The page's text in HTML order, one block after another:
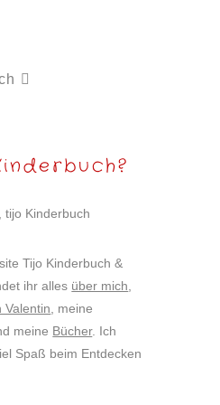
Tijo Kinderbuch &
ihr alles über mich
Valentin , meine
meine Bücher. Ich
Spaß beim Entdecken